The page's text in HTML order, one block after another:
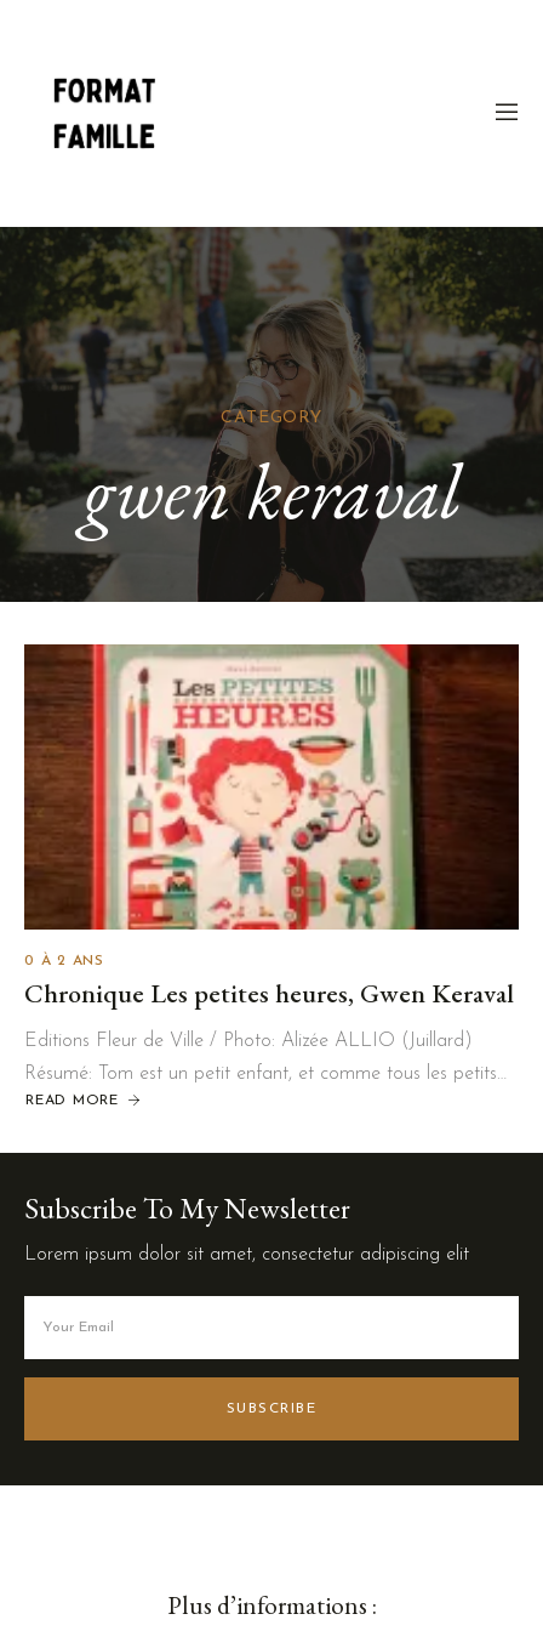
CATEGORY
gwen keraval
0 À 2 ANS
Chronique Les petites heures, Gwen Keraval
Editions Fleur de Ville / Photo: Alizée ALLIO (Juillard)
Résumé: Tom est un petit enfant, et comme tous les petits…
READ MORE
Subscribe To My Newsletter
Lorem ipsum dolor sit amet, consectetur adipiscing elit
SUBSCRIBE
Plus d’informations :